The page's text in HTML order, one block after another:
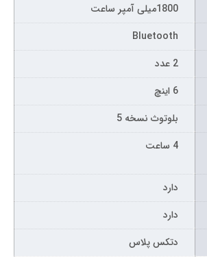
1800میلی آمپر ساعت
Bluetooth
2 عدد
6 اینچ
بلوتوث نسخه 5
4 ساعت
دارد
دارد
دتکس پلاس